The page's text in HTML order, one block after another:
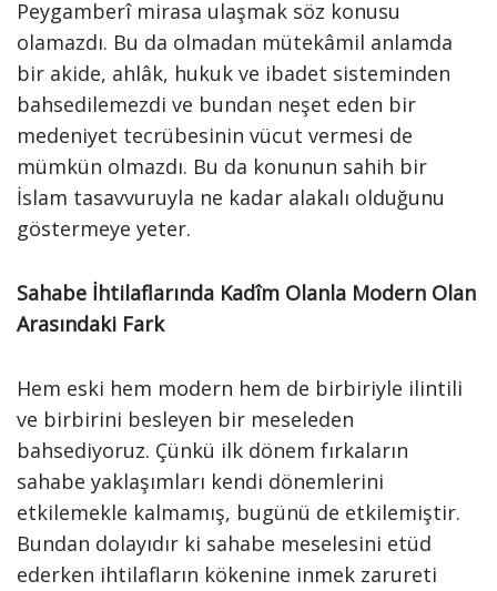
Peygamberî mirasa ulaşmak söz konusu
olamazdı. Bu da olmadan mütekâmil anlamda
bir akide, ahlâk, hukuk ve ibadet sisteminden
bahsedilemezdi ve bundan neşet eden bir
medeniyet tecrübesinin vücut vermesi de
mümkün olmazdı. Bu da konunun sahih bir
İslam tasavvuruyla ne kadar alakalı olduğunu
göstermeye yeter.
Sahabe İhtilaflarında Kadîm Olanla Modern Olan
Arasındaki Fark
Hem eski hem modern hem de birbiriyle ilintili
ve birbirini besleyen bir meseleden
bahsediyoruz. Çünkü ilk dönem fırkaların
sahabe yaklaşımları kendi dönemlerini
etkilemekle kalmamış, bugünü de etkilemiştir.
Bundan dolayıdır ki sahabe meselesini etüd
ederken ihtilafların kökenine inmek zarureti